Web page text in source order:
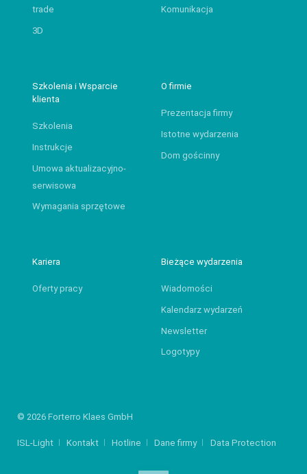
trade
3D
Komunikacja
Szkolenia i Wsparcie
klienta
Szkolenia
Instrukcje
Umowa aktualizacyjno-
serwisowa
Wymagania sprzętowe
O firmie
Prezentacja firmy
Istotne wydarzenia
Dom gościnny
Kariera
Oferty pracy
Bieżące wydarzenia
Wiadomości
Kalendarz wydarzeń
Newsletter
Logotypy
© 2026 Forterro Klaes GmbH
ISL-Light Kontakt Hotline Dane firmy Data Protection